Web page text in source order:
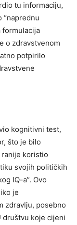
tu informaciju,
“naprednu
formulacija
o zdravstvenom
potpirilo
kognitivni test,
što je bilo
koristio
svojih političkih
IQ-a”. Ovo
je
zdravlju, posebno
društvu koje cijeni